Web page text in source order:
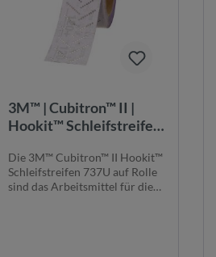
3M™ | Cubitron™ II |
Hookit™ Schleifstreifen
70 mm x 12 m, Multihole
| 7100320498
Die 3M™ Cubitron™ II Hookit™
Schleifstreifen 737U auf Rolle
sind das Arbeitsmittel für die